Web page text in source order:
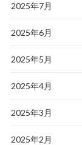
2025年7月
2025年6月
2025年5月
2025年4月
2025年3月
2025年2月